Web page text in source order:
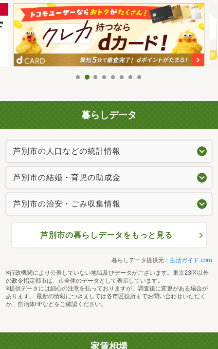
暮らしデータ
芦別市の人口などの統計情報
芦別市の結婚・育児の助成金
芦別市の治安・ごみ収集情報
芦別市の暮らしデータをもっと見る
暮らしデータ提供元： 生活ガイド.com
※行政機関により公表していない地域及びデータがございます。東京23区以外
の政令指定都市は、市全体のデータとして表示しています。
※提供データには細心の注意を払っておりますが、調査後に変更がある場合が
あります。 最新の情報につきましては各市区役所までお問い合わせいただく
か、自治体HPなどをご確認ください。
家賃相場